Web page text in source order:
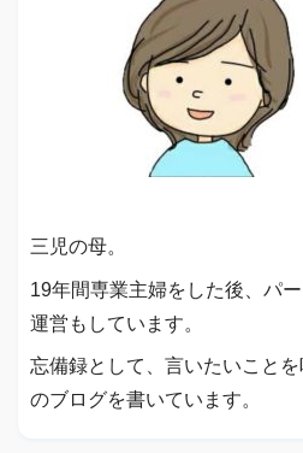
三児の母。
19年間専業主婦をした後、パ
運営もしています。
忘備録として、言いたいこと
のブログを書いています。